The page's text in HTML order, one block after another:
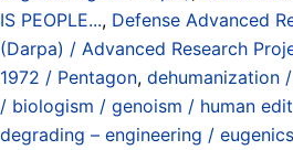
IS PEOPLE..., Defense Advanced
(Darpa) / Advanced Research
1972 / Pentagon, dehumanization
/ biologism / genoism / human
degrading – engineering /